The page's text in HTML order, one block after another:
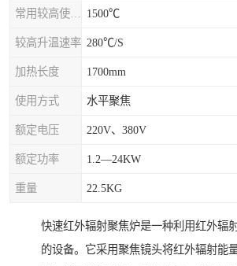
1500℃
较高升温速率 280℃/S
加热长度 1700mm
使用方式 水平聚焦
额定电压 220V、380V
额定功率 1.2—24KW
重量 22.5KG
快速红外辐射聚焦炉是一种利用红外辐
的设备。它采用聚焦镜头将红外辐射能